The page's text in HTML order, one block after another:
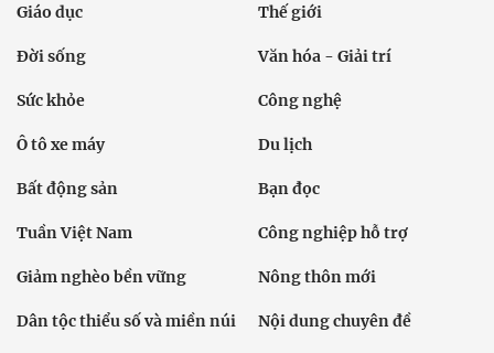
Giáo dục Thế giới
Đời sống Văn hóa - Giải trí
Sức khỏe Công nghệ
Ô tô xe máy Du lịch
Bất động sản Bạn đọc
Tuần Việt Nam Công nghiệp hỗ trợ
Giảm nghèo bền vững Nông thôn mới
Dân tộc thiểu số và miền núi Nội dung chuyên đề